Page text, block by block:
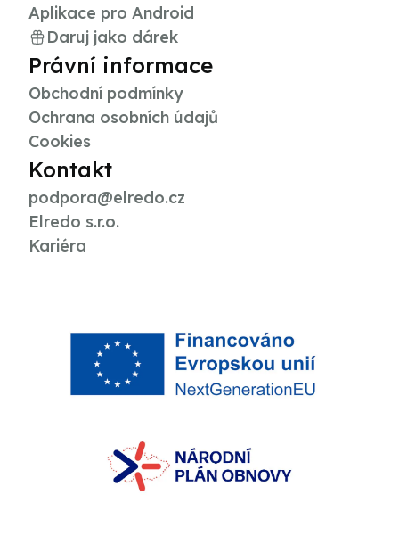
Aplikace pro Android
Daruj jako dárek
Právní informace
Obchodní podmínky
Ochrana osobních údajů
Cookies
Kontakt
podpora@elredo.cz
Elredo s.r.o.
Kariéra